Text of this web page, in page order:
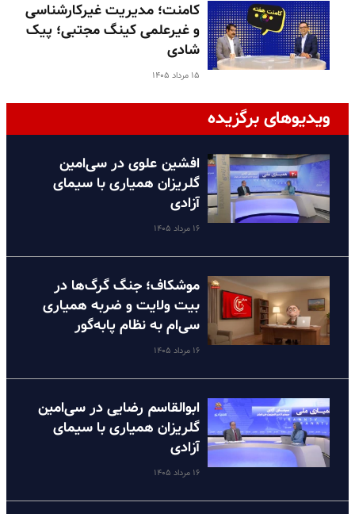
کامنت؛ مدیریت غیرکارشناسی
و غیرعلمی کینگ مجتبی؛ پیک
شادی
۱۵ مرداد ۱۴۰۵
ویدیوهای برگزیده
افشین علوی در سی‌امین
گلریزان همیاری با سیمای
آزادی
۱۶ مرداد ۱۴۰۵
موشکاف؛ جنگ گرگ‌ها در
بیت ولایت و ضربه همیاری
سی‌ام به نظام پا‌به‌گور
۱۶ مرداد ۱۴۰۵
ابوالقاسم رضایی در سی‌امین
گلریزان همیاری با سیمای
آزادی
۱۶ مرداد ۱۴۰۵